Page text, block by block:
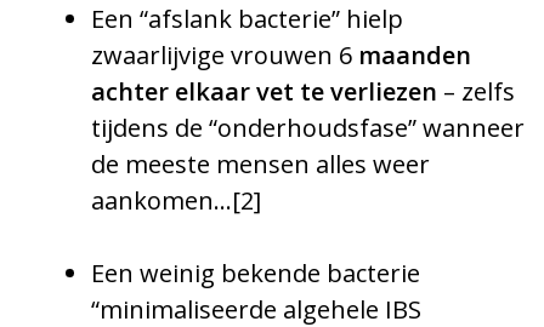
Een “afslank bacterie” hielp
zwaarlijvige vrouwen 6 maanden
achter elkaar vet te verliezen – zelfs
tijdens de “onderhoudsfase” wanneer
de meeste mensen alles weer
aankomen…[2]
Een weinig bekende bacterie
“minimaliseerde algehele IBS